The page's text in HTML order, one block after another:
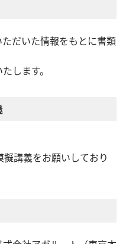
だいた情報をもとに書類
します。
講義をお願いしており